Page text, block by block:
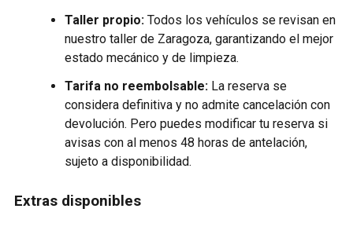
Taller propio: Todos los vehículos se revisan en
nuestro taller de Zaragoza, garantizando el mejor
estado mecánico y de limpieza.
Tarifa no reembolsable: La reserva se
considera definitiva y no admite cancelación con
devolución. Pero puedes modificar tu reserva si
avisas con al menos 48 horas de antelación,
sujeto a disponibilidad.
Extras disponibles